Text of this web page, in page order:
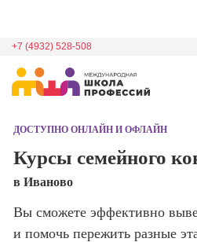
+7 (4932) 528-508
Школа дизайна
программирования
ДОСТУПНО ОНЛАЙН И ОФЛАЙН
Курсы семейного
в Иваново
Вы сможете эффективно
и помочь пережить разные